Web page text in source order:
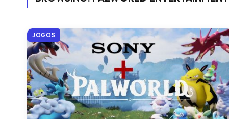
JOGOS